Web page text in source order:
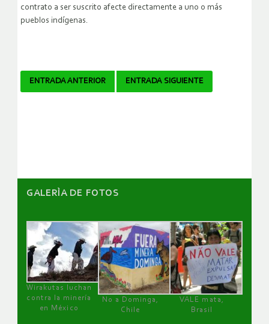
contrato a ser suscrito afecte directamente a uno o más
pueblos indígenas.
Navegador
ENTRADA ANTERIOR ENTRADA SIGUIENTE
GALERÌA DE FOTOS
Wirakutas luchan
contra la minería
en México
No a Dominga,
Chile
VALE mata,
Brasil